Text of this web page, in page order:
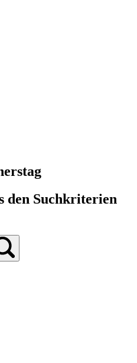
den Suchkriterien